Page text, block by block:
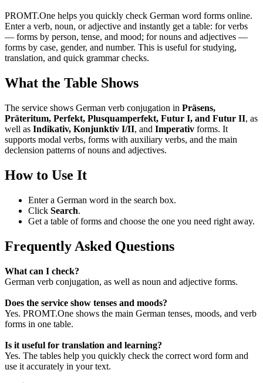
PROMT.One helps you quickly check German word forms online.
Enter a verb, noun, or adjective and instantly get a table: for verbs
— forms by person, tense, and mood; for nouns and adjectives —
forms by case, gender, and number. This is useful for studying,
translation, and quick grammar checks.
What the Table Shows
The service shows German verb conjugation in Präsens,
Präteritum, Perfekt, Plusquamperfekt, Futur I, and Futur II, as
well as Indikativ, Konjunktiv I/II, and Imperativ forms. It
supports modal verbs, forms with auxiliary verbs, and the main
declension patterns of nouns and adjectives.
How to Use It
Enter a German word in the search box.
Click Search.
Get a table of forms and choose the one you need right away.
Frequently Asked Questions
What can I check?
German verb conjugation, as well as noun and adjective forms.
Does the service show tenses and moods?
Yes. PROMT.One shows the main German tenses, moods, and verb
forms in one table.
Is it useful for translation and learning?
Yes. The tables help you quickly check the correct word form and
use it accurately in your text.